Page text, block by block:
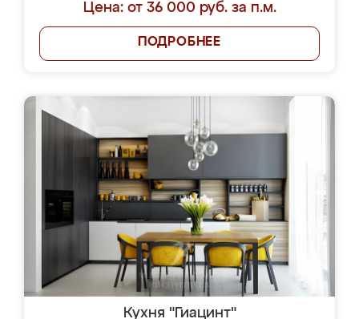
Цена: от 36 000 руб. за п.м.
ПОДРОБНЕЕ
Кухня "Гиацинт"